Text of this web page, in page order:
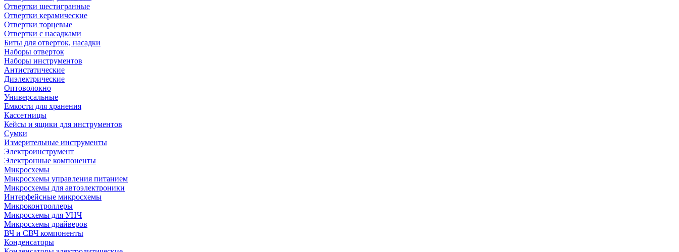
Отвертки шестигранные
Отвертки керамические
Отвертки торцевые
Отвертки с насадками
Биты для отверток, насадки
Наборы отверток
Наборы инструментов
Антистатические
Диэлектрические
Оптоволокно
Универсальные
Емкости для хранения
Кассетницы
Кейсы и ящики для инструментов
Сумки
Измерительные инструменты
Электроинструмент
Электронные компоненты
Микросхемы
Микросхемы управления питанием
Микросхемы для автоэлектроники
Интерфейсные микросхемы
Микроконтроллеры
Микросхемы для УНЧ
Микросхемы драйверов
ВЧ и СВЧ компоненты
Конденсаторы